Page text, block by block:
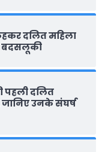
दलित महिला
बदसलूकी
पहली दलित
जानिए उनके संघर्ष